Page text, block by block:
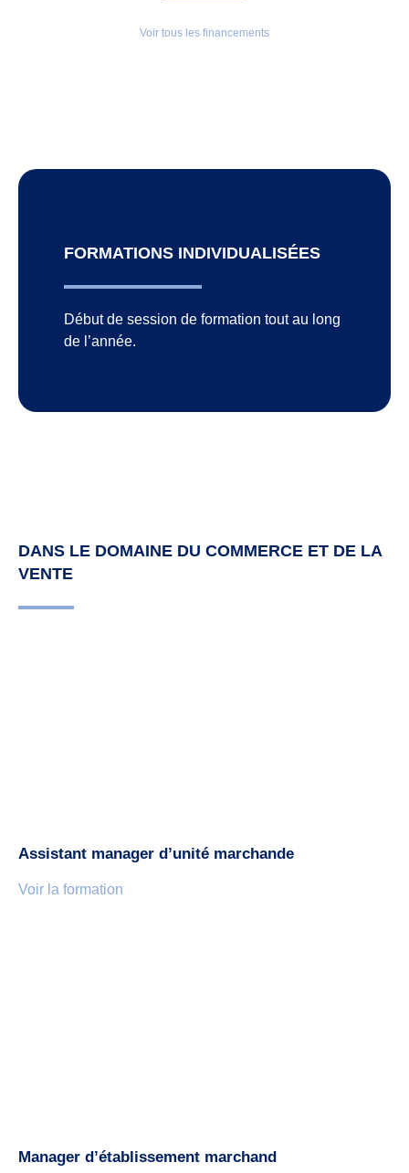
Voir tous les financements
FORMATIONS INDIVIDUALISÉES
Début de session de formation tout au long
de l’année.
DANS LE DOMAINE DU COMMERCE ET DE LA
VENTE
Assistant manager d’unité marchande
Voir la formation
Manager d’établissement marchand